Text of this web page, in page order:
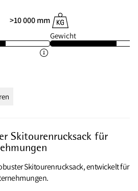
>10 000 mm
Gewicht
Skitourenrucksack für
Skitourenrucksack, entwickelt für